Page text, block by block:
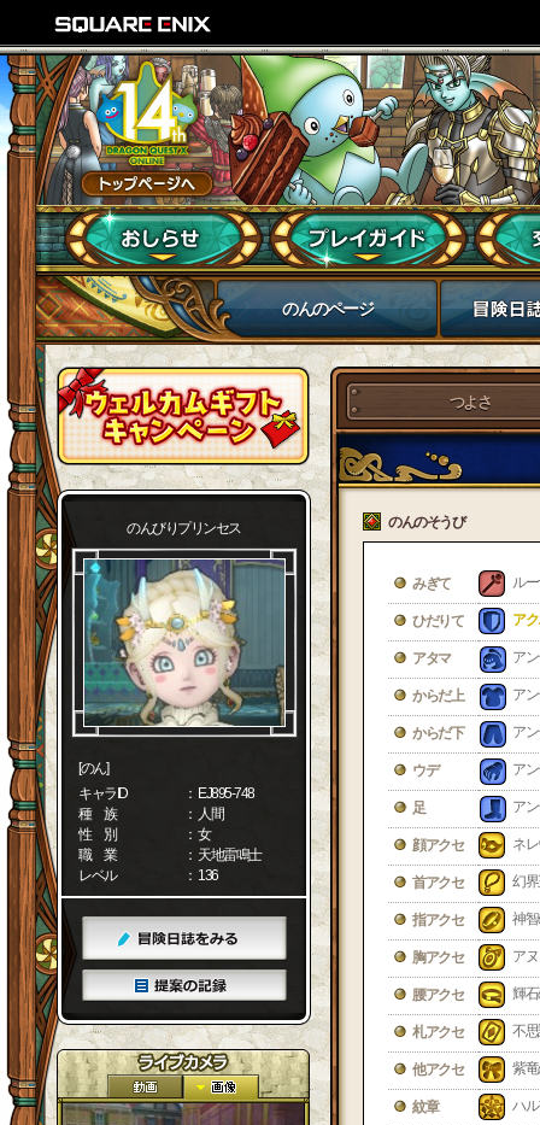
のんのページ
のんびりプリンセス
[のん]
キャラID
： EJ895-748
種 族
： 人間
性 別
： 女
職 業
： 天地雷鳴士
レベル
： 136
つよさ
のんのそうび
みぎて ル
ひだりて ア
アタマ ア
からだ上 ア
からだ下 ア
ウデ ア
足 ア
顔アクセ ネ
首アクセ 幻
指アクセ 神
胸アクセ ア
腰アクセ 輝
札アクセ 不
他アクセ 紫
紋章 ハ